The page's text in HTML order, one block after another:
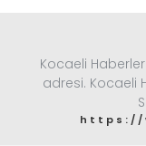
Kocaeli
adresi. Kocaeli
https://